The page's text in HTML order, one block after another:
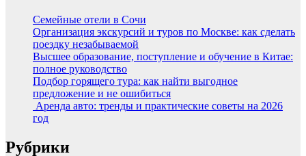
Семейные отели в Сочи
Организация экскурсий и туров по Москве: как сделать
поездку незабываемой
Высшее образование, поступление и обучение в Китае:
полное руководство
Подбор горящего тура: как найти выгодное
предложение и не ошибиться
Аренда авто: тренды и практические советы на 2026
год
Рубрики